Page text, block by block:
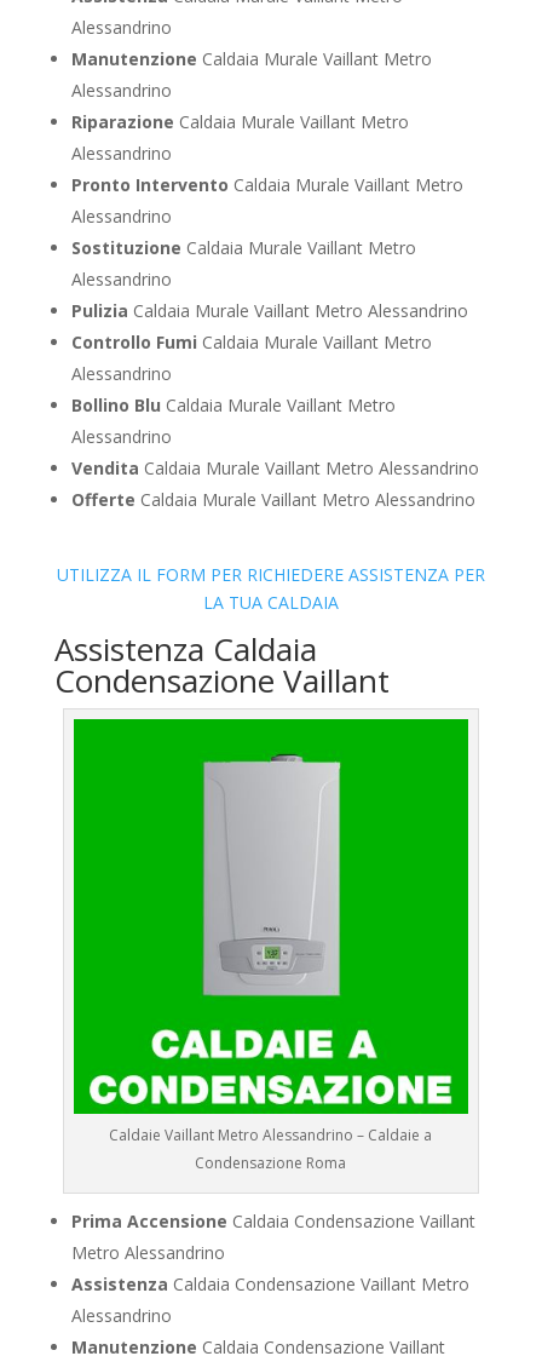
Alessandrino
Manutenzione Caldaia Murale Vaillant Metro
Alessandrino
Riparazione Caldaia Murale Vaillant Metro
Alessandrino
Pronto Intervento Caldaia Murale Vaillant Metro
Alessandrino
Sostituzione Caldaia Murale Vaillant Metro
Alessandrino
Pulizia Caldaia Murale Vaillant Metro Alessandrino
Controllo Fumi Caldaia Murale Vaillant Metro
Alessandrino
Bollino Blu Caldaia Murale Vaillant Metro
Alessandrino
Vendita Caldaia Murale Vaillant Metro Alessandrino
Offerte Caldaia Murale Vaillant Metro Alessandrino
UTILIZZA IL FORM PER RICHIEDERE ASSISTENZA PER
LA TUA CALDAIA
Assistenza Caldaia
Condensazione Vaillant
Caldaie Vaillant Metro Alessandrino – Caldaie a
Condensazione Roma
Prima Accensione Caldaia Condensazione Vaillant
Metro Alessandrino
Assistenza Caldaia Condensazione Vaillant Metro
Alessandrino
Manutenzione Caldaia Condensazione Vaillant